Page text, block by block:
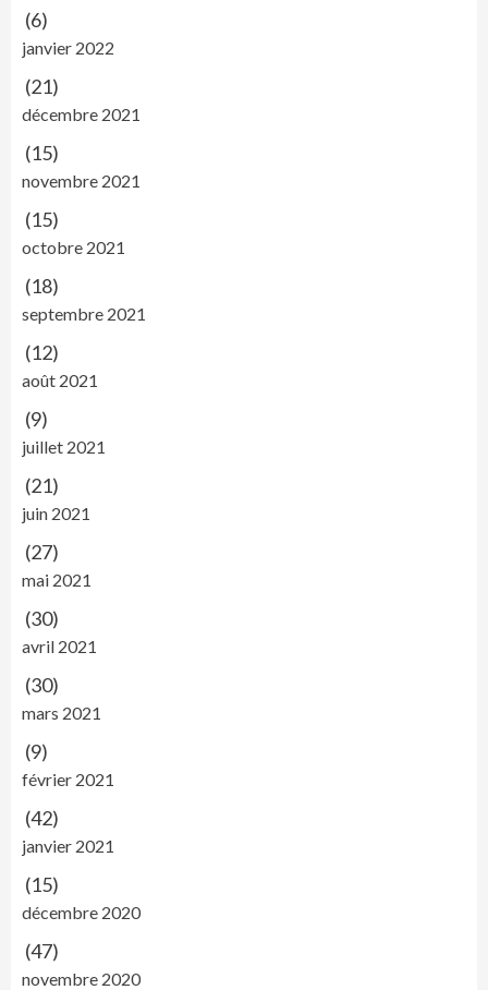
(6)
janvier 2022
(21)
décembre 2021
(15)
novembre 2021
(15)
octobre 2021
(18)
septembre 2021
(12)
août 2021
(9)
juillet 2021
(21)
juin 2021
(27)
mai 2021
(30)
avril 2021
(30)
mars 2021
(9)
février 2021
(42)
janvier 2021
(15)
décembre 2020
(47)
novembre 2020